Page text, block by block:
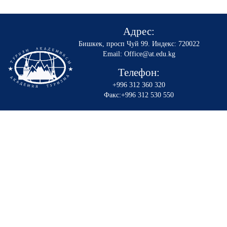
Адрес:
Бишкек, просп Чуй 99. Индекс: 720022
Email: Office@at.edu.kg
Телефон:
+996 312 360 320
Факс:+996 312 530 550